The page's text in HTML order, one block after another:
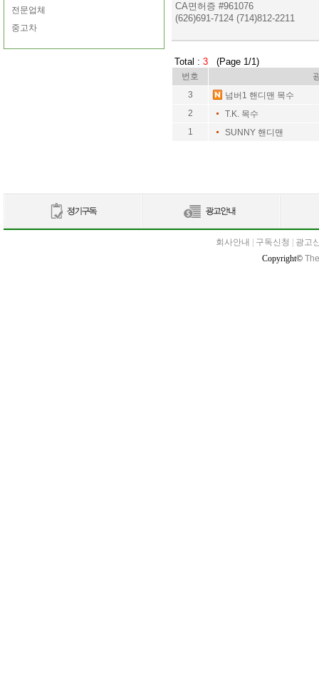
전문업체
중고차
CA면허증 #961076
(626)691-7124 (714)812-2211
Total : 3 (Page 1/1)
번호
3
넘버1 핸디맨 목수
2
T.K. 목수
1
SUNNY 핸디맨
회사안내 구독신청
광고
Copyright©